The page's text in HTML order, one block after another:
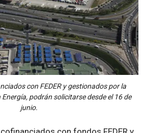
con FEDER y gestionados por la
podrán solicitarse desde el 16 de
junio.